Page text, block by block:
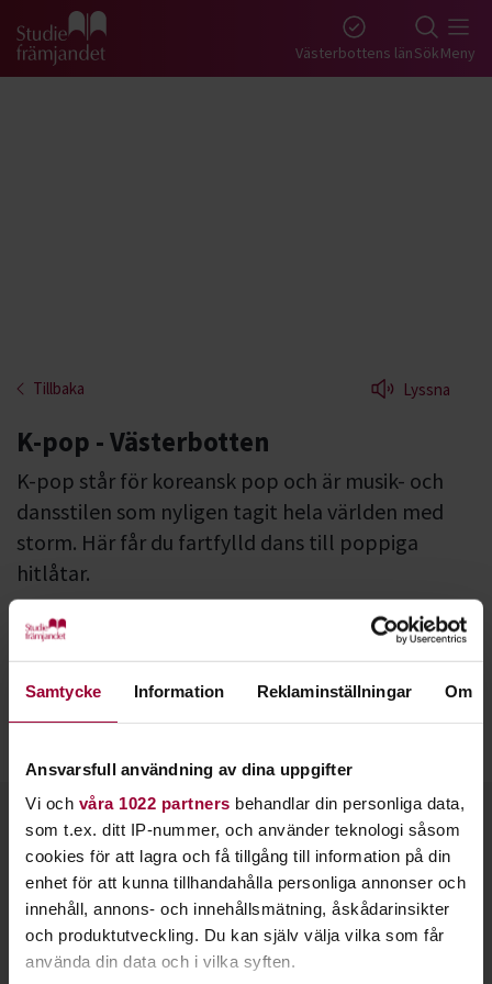
Samtycke Information Reklaminställningar Om
Ansvarsfull användning av dina uppgifter
Vi och våra 1022 partners behandlar din personliga data,
som t.ex. ditt IP-nummer, och använder teknologi såsom
cookies för att lagra och få tillgång till information på din
enhet för att kunna tillhandahålla personliga annonser och
innehåll, annons- och innehållsmätning, åskådarinsikter
och produktutveckling. Du kan själv välja vilka som får
använda din data och i vilka syften.
Gå till studiefrämjandets startsida Västerbottens länSökMeny
Tillbaka Lyssna
K-pop - Västerbotten
K-pop står för koreansk pop och är musik- och
dansstilen som nyligen tagit hela världen med
storm. Här får du fartfylld dans till poppiga
hitlåtar.
I en K-popkurs lär du dig grundstegen som finns i de
populäraste K-poplåtarna. Samtidigt förbättrar du din
I den här dansen släpper du loss till snygga melodier och
Kontakt